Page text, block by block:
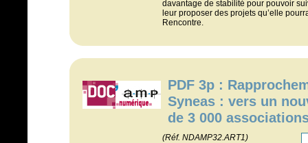
davantage de stabilité pour pouvoir
leur proposer des projets qu’elle
Rencontre.
PDF 3p :
Syneas : vers un
de 3 000
(Réf. NDAMP32.ART1)